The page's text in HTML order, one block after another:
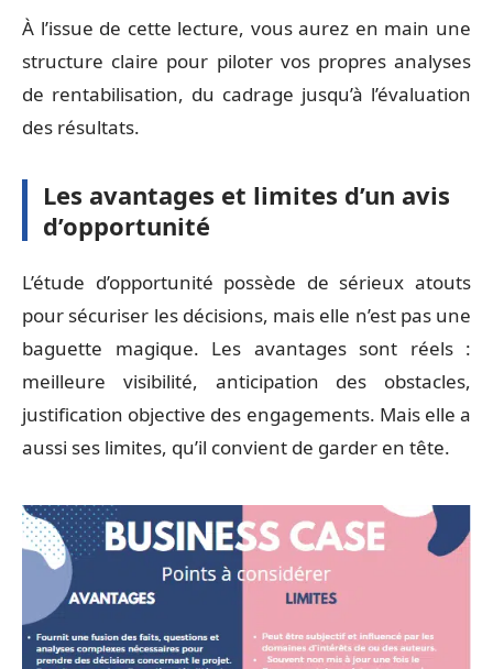
À l’issue de cette lecture, vous aurez en main une
structure claire pour piloter vos propres analyses
de rentabilisation, du cadrage jusqu’à l’évaluation
des résultats.
Les avantages et limites d’un avis
d’opportunité
L’étude d’opportunité possède de sérieux atouts
pour sécuriser les décisions, mais elle n’est pas une
baguette magique. Les avantages sont réels :
meilleure visibilité, anticipation des obstacles,
justification objective des engagements. Mais elle a
aussi ses limites, qu’il convient de garder en tête.